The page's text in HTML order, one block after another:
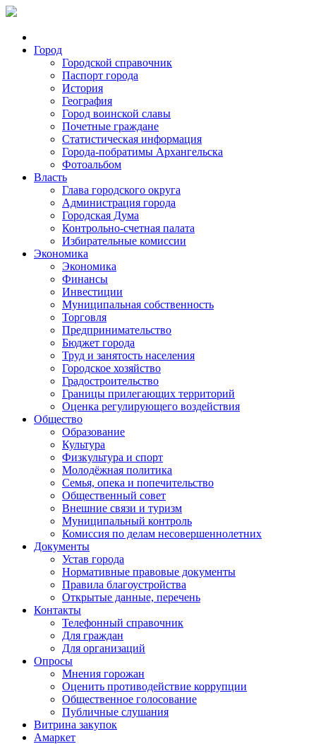
Город
Городской справочник
Паспорт города
История
География
Город воинской славы
Почетные граждане
Статистическая информация
Города-побратимы Архангельска
Фотоальбом
Власть
Глава городского округа
Администрация города
Городская Дума
Контрольно-счетная палата
Избирательные комиссии
Экономика
Экономика
Финансы
Инвестиции
Муниципальная собственность
Торговля
Предпринимательство
Бюджет города
Труд и занятость населения
Городское хозяйство
Градостроительство
Границы прилегающих территорий
Оценка регулирующего воздействия
Общество
Образование
Культура
Физкультура и спорт
Молодёжная политика
Семья, опека и попечительство
Общественный совет
Внешние связи и туризм
Муниципальный контроль
Комиссия по делам несовершеннолетних
Документы
Устав города
Нормативные правовые документы
Правила благоустройства
Открытые данные, перечень
Контакты
Телефонный справочник
Для граждан
Для организаций
Опросы
Мнения горожан
Оценить противодействие коррупции
Общественное голосование
Публичные слушания
Витрина закупок
Амаркет